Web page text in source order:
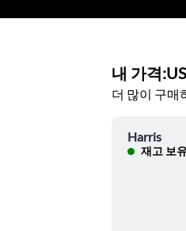
내 가격:
더 많이 구매
Harris
재고 보